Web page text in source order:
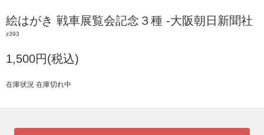
絵はがき 戦車展覧会記念３種 -大阪朝日新聞社
z393
1,500円(税込)
在庫状況 在庫切れ中